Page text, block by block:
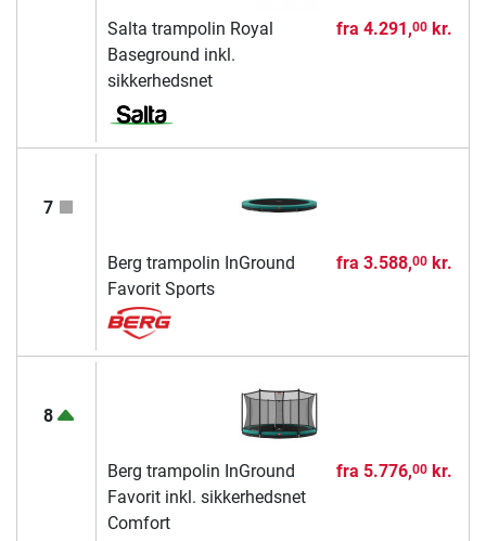
Salta trampolin Royal
Baseground inkl.
sikkerhedsnet
fra 4.291,00kr.
7
Berg trampolin InGround
Favorit Sports
fra 3.588,00kr.
8
Berg trampolin InGround
Favorit inkl. sikkerhedsnet
Comfort
fra 5.776,00kr.